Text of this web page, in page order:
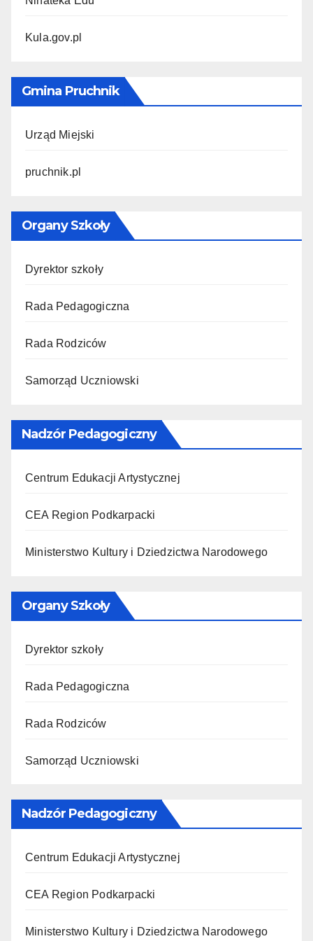
Kula.gov.pl
Gmina Pruchnik
Urząd Miejski
pruchnik.pl
Organy Szkoły
Dyrektor szkoły
Rada Pedagogiczna
Rada Rodziców
Samorząd Uczniowski
Nadzór Pedagogiczny
Centrum Edukacji Artystycznej
CEA Region Podkarpacki
Ministerstwo Kultury i Dziedzictwa Narodowego
Organy Szkoły
Dyrektor szkoły
Rada Pedagogiczna
Rada Rodziców
Samorząd Uczniowski
Nadzór Pedagogiczny
Centrum Edukacji Artystycznej
CEA Region Podkarpacki
Ministerstwo Kultury i Dziedzictwa Narodowego